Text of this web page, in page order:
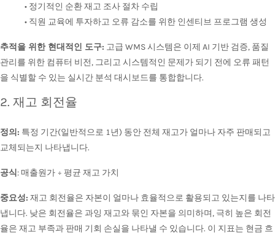
• 정기적인 순환 재고 조사 절차 수립
• 직원 교육에 투자하고 오류 감소를 위한 인센티브 프로그램 생성
추적을 위한 현대적인 도구: 고급 WMS 시스템은 이제 AI 기반 검증, 품질
관리를 위한 컴퓨터 비전, 그리고 시스템적인 문제가 되기 전에 오류 패턴
을 식별할 수 있는 실시간 분석 대시보드를 통합합니다.
2. 재고 회전율
정의: 특정 기간(일반적으로 1년) 동안 전체 재고가 얼마나 자주 판매되고
교체되는지 나타냅니다.
공식: 매출원가 ÷ 평균 재고 가치
중요성: 재고 회전율은 자본이 얼마나 효율적으로 활용되고 있는지를 나타
냅니다. 낮은 회전율은 과잉 재고와 묶인 자본을 의미하며, 극히 높은 회전
율은 재고 부족과 판매 기회 손실을 나타낼 수 있습니다. 이 지표는 현금 흐